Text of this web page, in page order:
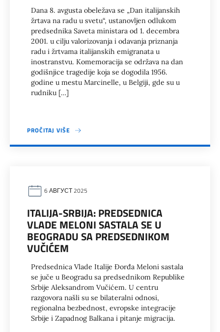
Dana 8. avgusta obeležava se „Dan italijanskih
žrtava na radu u svetu“, ustanovljen odlukom
predsednika Saveta ministara od 1. decembra
2001. u cilju valorizovanja i odavanja priznanja
radu i žrtvama italijanskih emigranata u
inostranstvu. Komemoracija se održava na dan
godišnjice tragedije koja se dogodila 1956.
godine u mestu Marcinelle, u Belgiji, gde su u
rudniku […]
PROČITAJ VIŠE
6 АВГУСТ 2025
ITALIJA-SRBIJA: PREDSEDNICA
VLADE MELONI SASTALA SE U
BEOGRADU SA PREDSEDNIKOM
VUČIĆEM
Predsednica Vlade Italije Đorđa Meloni sastala
se juče u Beogradu sa predsednikom Republike
Srbije Aleksandrom Vučićem. U centru
razgovora našli su se bilateralni odnosi,
regionalna bezbednost, evropske integracije
Srbije i Zapadnog Balkana i pitanje migracija.